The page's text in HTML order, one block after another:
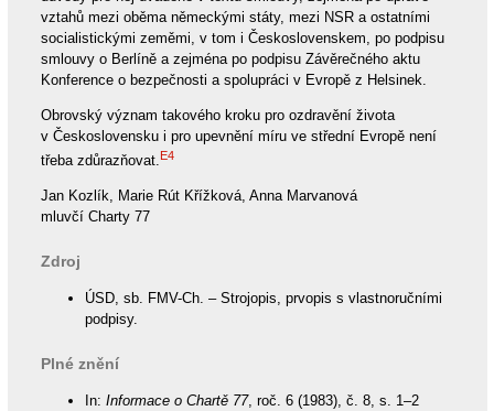
vztahů mezi oběma německými státy, mezi NSR a ostatními
socialistickými zeměmi, v tom i Československem, po podpisu
smlouvy o Berlíně a zejména po podpisu Závěrečného aktu
Konference o bezpečnosti a spolupráci v Evropě z Helsinek.
Obrovský význam takového kroku pro ozdravění života
v Československu i pro upevnění míru ve střední Evropě není
třeba zdůrazňovat.E4
Jan Kozlík, Marie Rút Křížková, Anna Marvanová
mluvčí Charty 77
Zdroj
ÚSD, sb. FMV-Ch. – Strojopis, prvopis s vlastnoručními
podpisy.
Plné znění
In: Informace o Chartě 77, roč. 6 (1983), č. 8, s. 1–2